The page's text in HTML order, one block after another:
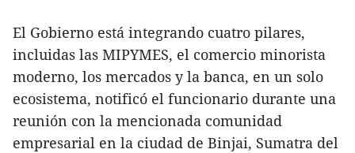
El Gobierno está integrando cuatro pilares,
incluidas las MIPYMES, el comercio minorista
moderno, los mercados y la banca, en un solo
ecosistema, notificó el funcionario durante una
reunión con la mencionada comunidad
empresarial en la ciudad de Binjai, Sumatra del